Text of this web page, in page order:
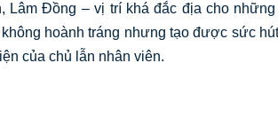
Lâm Đồng – vị trí khá đắc địa cho
hoành tráng nhưng tạo được sức
của chủ lẫn nhân viên.